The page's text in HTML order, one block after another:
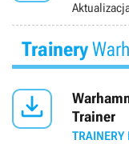
Trainery

Trainer
TRAINERY